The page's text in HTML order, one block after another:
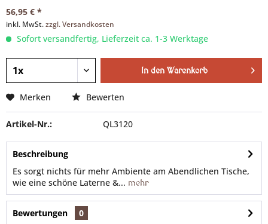
56,95 € *
inkl. MwSt.zzgl. Versandkosten
Sofort versandfertig, Lieferzeit ca. 1-3 Werktage
In den Warenkorb
Merken Bewerten
Artikel-Nr.: QL3120
Beschreibung
Es sorgt nichts für mehr Ambiente am Abendlichen Tische,
wie eine schöne Laterne &... mehr
Bewertungen
0